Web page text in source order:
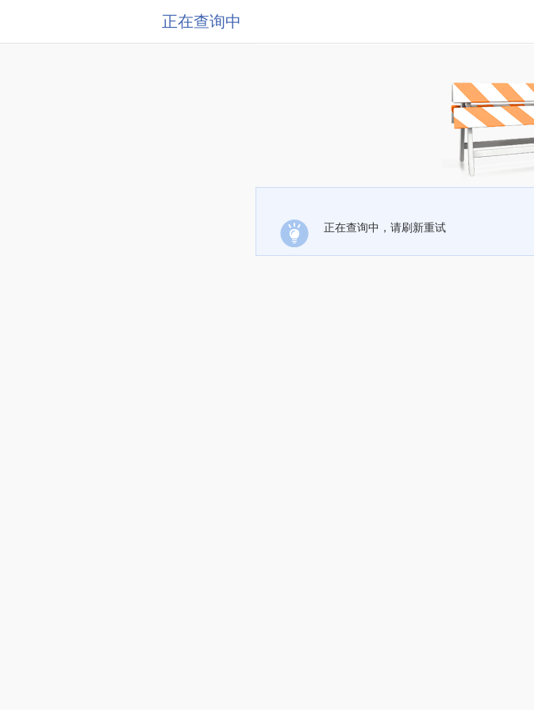
正在查询中
正在查询中，请刷新重试